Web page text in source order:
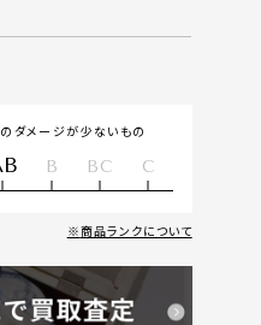
ダメージが少ないもの
B BC C
商品ランクについて